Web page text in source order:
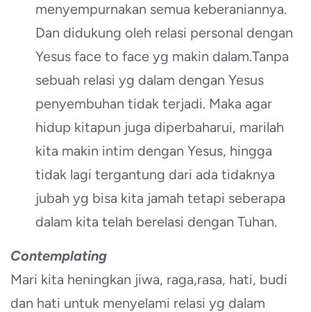
menyempurnakan semua keberaniannya.
Dan didukung oleh relasi personal dengan
Yesus face to face yg makin dalam.Tanpa
sebuah relasi yg dalam dengan Yesus
penyembuhan tidak terjadi. Maka agar
hidup kitapun juga diperbaharui, marilah
kita makin intim dengan Yesus, hingga
tidak lagi tergantung dari ada tidaknya
jubah yg bisa kita jamah tetapi seberapa
dalam kita telah berelasi dengan Tuhan.
Contemplating
Mari kita heningkan jiwa, raga,rasa, hati, budi
dan hati untuk menyelami relasi yg dalam